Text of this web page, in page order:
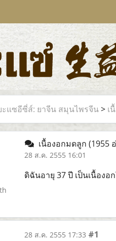
ะแซอีซี่ส์: ยาจีน สมุนไพรจีน> เ
เนื้องอกมดลูก (1955
28 ส.ค. 2555 16:01
ดิฉันอายุ 37 ปี เป็นเนื้อง
28 ส.ค. 2555 17:33 #1